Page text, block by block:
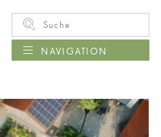
NAVIGATION